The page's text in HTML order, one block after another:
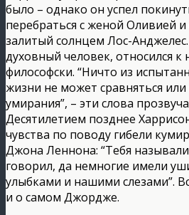
было – однако он успел
перебраться с женой Оливией
залитый солнцем Лос-
духовный человек, относился
философски. “Ничто из
жизни не может сравняться или
умирания”, – эти слова
Десятилетием позднее
чувства по поводу гибели
Джона Леннона: “Тебя
говорил, да немногие имели
улыбками и нашими слезами”.
и о самом Джордже.